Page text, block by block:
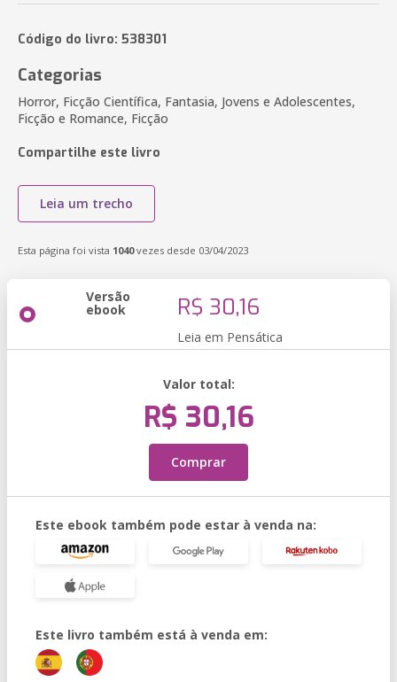
Código do livro: 538301
Categorias
Horror, Ficção Científica, Fantasia, Jovens e Adolescentes,
Ficção e Romance, Ficção
Compartilhe este livro
Leia um trecho
Esta página foi vista 1040vezes desde 03/04/2023
Versão
ebook R$ 30,16
Leia em Pensática
Valor total:
R$ 30,16
Comprar
Este ebook também pode estar à venda na:
Este livro também está à venda em: